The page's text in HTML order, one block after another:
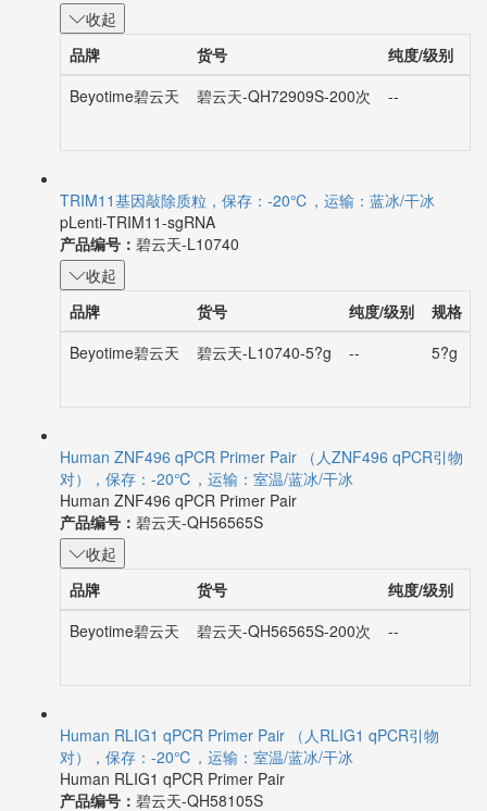
收起
品牌
货号 纯度/级别
Beyotime碧云天
碧云天-QH72909S-200次 --
TRIM11基因敲除质粒，保存：-20℃，运输：蓝冰/干冰
pLenti-TRIM11-sgRNA
产品编号： 碧云天-L10740
收起
品牌
货号 纯度/级别 规格
Beyotime碧云天
碧云天-L10740-5?g -- 5?g
Human ZNF496 qPCR Primer Pair （人ZNF496 qPCR引物
对），保存：-20℃，运输：室温/蓝冰/干冰
Human ZNF496 qPCR Primer Pair
产品编号： 碧云天-QH56565S
收起
品牌
货号 纯度/级别
Beyotime碧云天
碧云天-QH56565S-200次 --
Human RLIG1 qPCR Primer Pair （人RLIG1 qPCR引物
对），保存：-20℃，运输：室温/蓝冰/干冰
Human RLIG1 qPCR Primer Pair
产品编号： 碧云天-QH58105S